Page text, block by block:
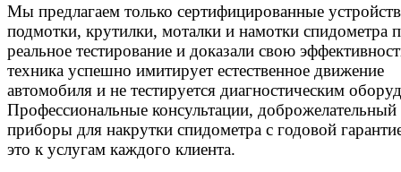
Мы предлагаем только сертифицированные
подмотки, крутилки, моталки и намотки спидометра
реальное тестирование и доказали свою
техника успешно имитирует естественное движение
автомобиля и не тестируется диагностическим
Профессиональные консультации, доброжелательный
приборы для накрутки спидометра с годовой
это к услугам каждого клиента.